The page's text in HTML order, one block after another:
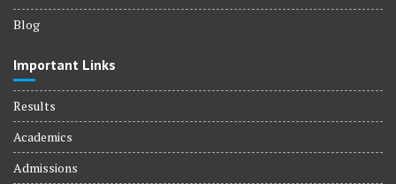
Blog
Important Links
Results
Academics
Admissions